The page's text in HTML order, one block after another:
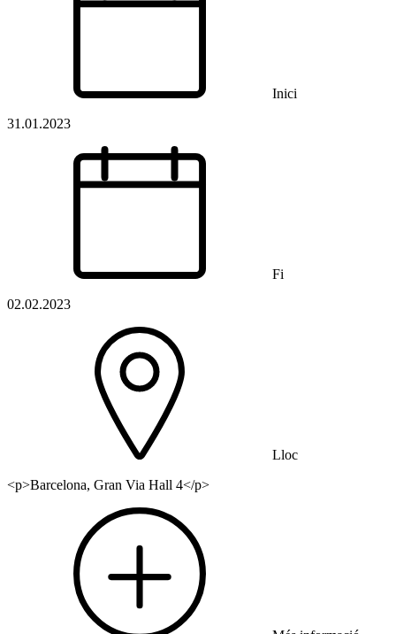
Inici
31.01.2023
Fi
02.02.2023
Lloc
<p>Barcelona, Gran Via Hall 4</p>